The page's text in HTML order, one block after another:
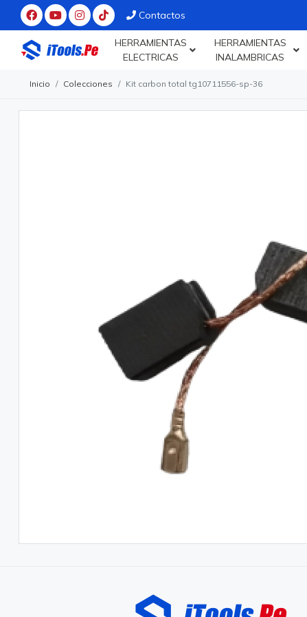
Contactos
HERRAMIENTAS
ELECTRICAS
HERRAMIENTAS
INALAMBRICAS
Inicio Colecciones Kit carbon total tg10711556-sp-36